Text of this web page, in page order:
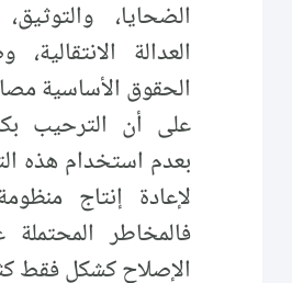
الضحايا،
العدالة
الحقوق الأساسية
على أن الترحيب
بعدم استخدام هذه
لإعادة إنتاج
فالمخاطر
الإصلاح كشكل فقط